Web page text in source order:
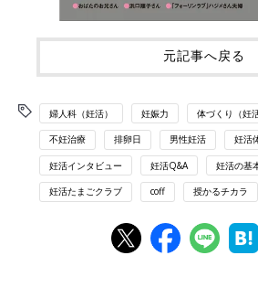
元記事へ戻る
婦人科（妊活） 妊娠力 体づくり（妊活
不妊治療 排卵日 男性妊活 妊活
妊活インタビュー 妊活Q&A 妊活の基
妊活たまごクラブ coff 授かるチカラ